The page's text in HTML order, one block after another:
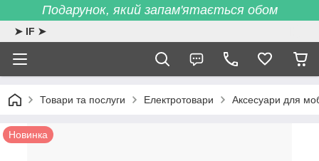
Подарунок, який запам'ятається обом
➤ IF ➤
Товари та послуги Електротовари Аксесуари для
Новинка